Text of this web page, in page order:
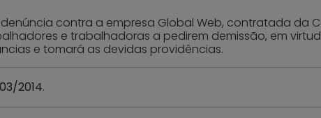
contra a empresa Global Web, contratada da
e trabalhadoras a pedirem demissão, em
e tomará as devidas providências.
2014.